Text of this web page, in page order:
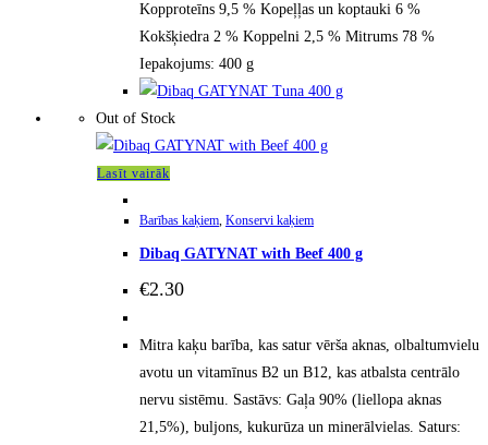
Kopproteīns 9,5 % Kopeļļas un koptauki 6 %
Kokšķiedra 2 % Koppelni 2,5 % Mitrums 78 %
Iepakojums: 400 g
Out of Stock
Lasīt vairāk
Barības kaķiem, Konservi kaķiem
Dibaq GATYNAT with Beef 400 g
€2.30
Mitra kaķu barība, kas satur vērša aknas, olbaltumvielu
avotu un vitamīnus B2 un B12, kas atbalsta centrālo
nervu sistēmu. Sastāvs: Gaļa 90% (liellopa aknas
21,5%), buljons, kukurūza un minerālvielas. Saturs: